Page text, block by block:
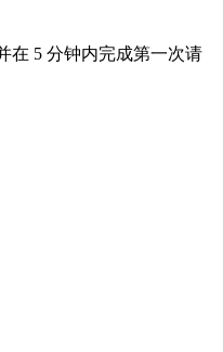
在 5 分钟内完成第一次请